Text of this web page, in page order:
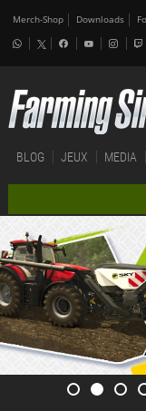
Merch-Shop Downloads
BLOG JEUX MEDIA